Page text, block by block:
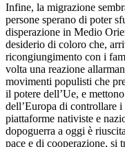
Infine, la migrazione
persone sperano di poter
disperazione in Medio
desiderio di coloro che,
ricongiungimento con i
volta una reazione
movimenti populisti che
il potere dell’Ue, e
dell’Europa di controllare
piattaforme nativiste e
dopoguerra a oggi è
pace e di cooperazione, si